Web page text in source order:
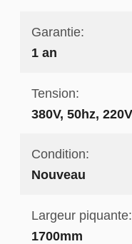
Garantie:
1 an
Tension:
380V, 50hz, 220V
Condition:
Nouveau
Largeur piquante:
1700mm